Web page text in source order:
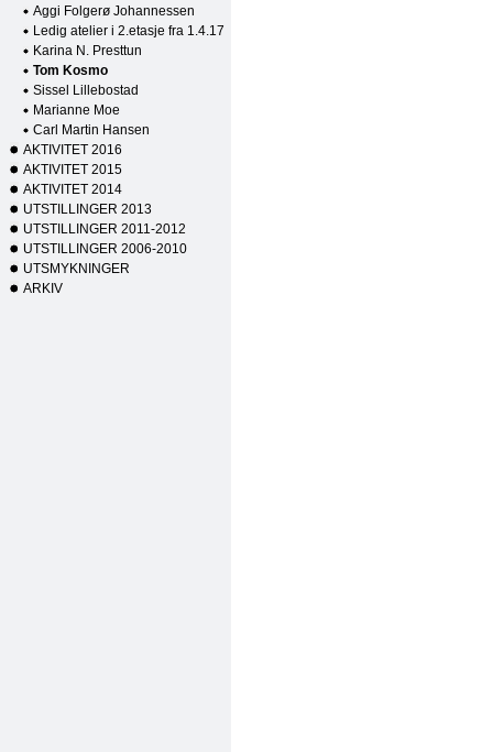
Aggi Folgerø Johannessen
Ledig atelier i 2.etasje fra 1.4.17
Karina N. Presttun
Tom Kosmo
Sissel Lillebostad
Marianne Moe
Carl Martin Hansen
AKTIVITET 2016
AKTIVITET 2015
AKTIVITET 2014
UTSTILLINGER 2013
UTSTILLINGER 2011-2012
UTSTILLINGER 2006-2010
UTSMYKNINGER
ARKIV